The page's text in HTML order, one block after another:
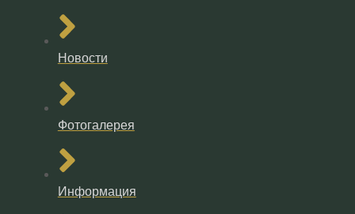
Новости
Фотогалерея
Информация